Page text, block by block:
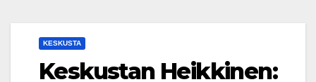
KESKUSTA
Keskustan Heikkinen: